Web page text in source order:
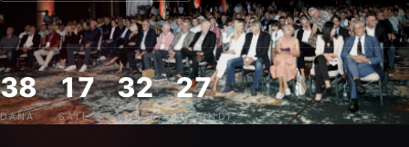
38
DANA
17
SATI
32
MINUTA
25
SEKUNDI